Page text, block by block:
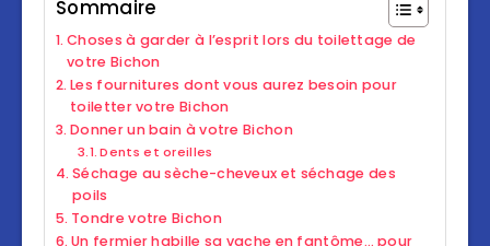
Sommaire
Choses à garder à l’esprit lors du toilettage de
votre Bichon
Les fournitures dont vous aurez besoin pour
toiletter votre Bichon
Donner un bain à votre Bichon
Dents et oreilles
Séchage au sèche-cheveux et séchage des
poils
Tondre votre Bichon
Un fermier habille sa vache en fantôme… pour